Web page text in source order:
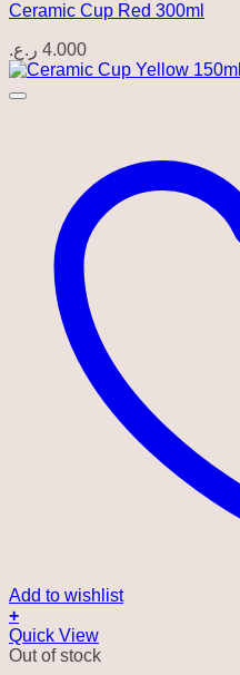
Ceramic Cup Red 300ml
4.000 ر.ع.
Add to wishlist
+
Quick View
Out of stock